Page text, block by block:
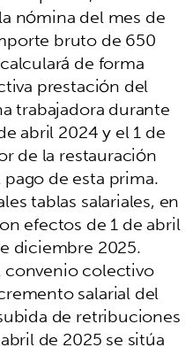
nómina del mes de
bruto de 650
de forma
prestación del
trabajadora durante
abril 2024 y el 1 de
de la restauración
de esta prima.
tablas salariales, en
efectos de 1 de abril
diciembre 2025.
convenio colectivo
salarial del
de retribuciones
de 2025 se sitúa